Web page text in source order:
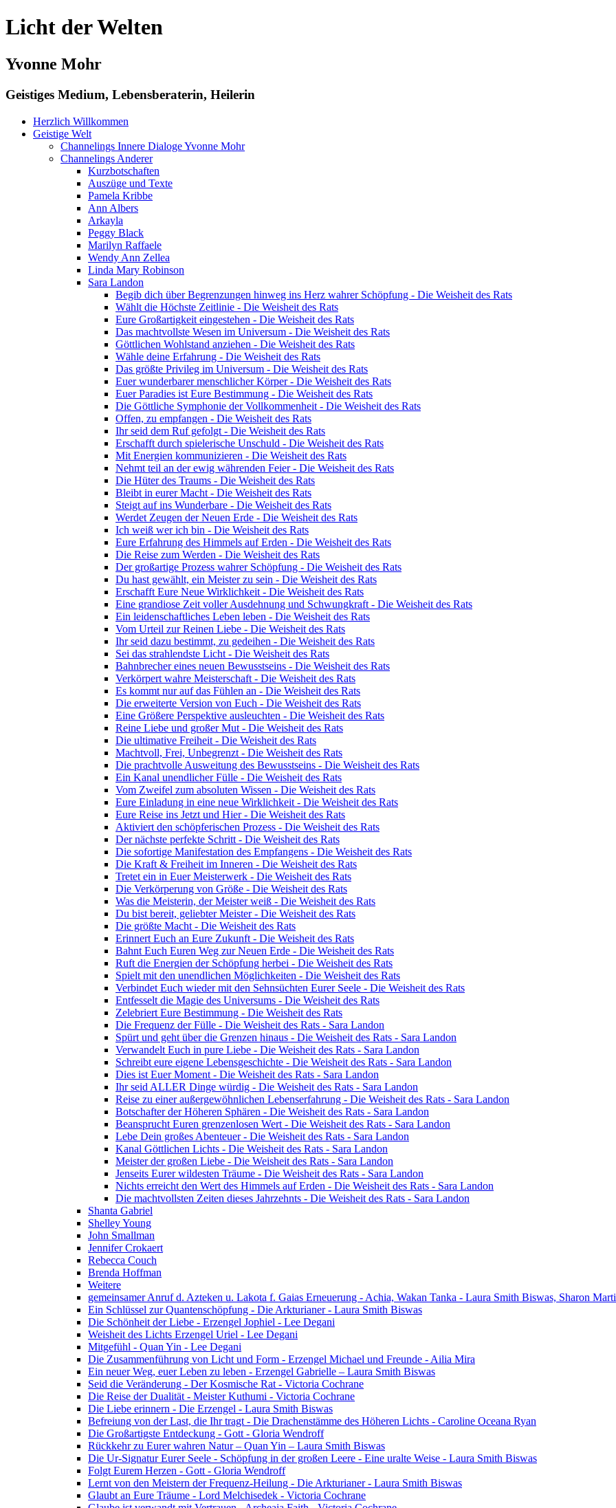
Licht der Welten
Yvonne Mohr
Geistiges Medium, Lebensberaterin, Heilerin
Herzlich Willkommen
Geistige Welt
Channelings Innere Dialoge Yvonne Mohr
Channelings Anderer
Kurzbotschaften
Auszüge und Texte
Pamela Kribbe
Ann Albers
Arkayla
Peggy Black
Marilyn Raffaele
Wendy Ann Zellea
Linda Mary Robinson
Sara Landon
Begib dich über Begrenzungen hinweg ins Herz wahrer Schöpfung - Die Weisheit des Rats
Wählt die Höchste Zeitlinie - Die Weisheit des Rats
Eure Großartigkeit eingestehen - Die Weisheit des Rats
Das machtvollste Wesen im Universum - Die Weisheit des Rats
Göttlichen Wohlstand anziehen - Die Weisheit des Rats
Wähle deine Erfahrung - Die Weisheit des Rats
Das größte Privileg im Universum - Die Weisheit des Rats
Euer wunderbarer menschlicher Körper - Die Weisheit des Rats
Euer Paradies ist Eure Bestimmung - Die Weisheit des Rats
Die Göttliche Symphonie der Vollkommenheit - Die Weisheit des Rats
Offen, zu empfangen - Die Weisheit des Rats
Ihr seid dem Ruf gefolgt - Die Weisheit des Rats
Erschafft durch spielerische Unschuld - Die Weisheit des Rats
Mit Energien kommunizieren - Die Weisheit des Rats
Nehmt teil an der ewig währenden Feier - Die Weisheit des Rats
Die Hüter des Traums - Die Weisheit des Rats
Bleibt in eurer Macht - Die Weisheit des Rats
Steigt auf ins Wunderbare - Die Weisheit des Rats
Werdet Zeugen der Neuen Erde - Die Weisheit des Rats
Ich weiß wer ich bin - Die Weisheit des Rats
Eure Erfahrung des Himmels auf Erden - Die Weisheit des Rats
Die Reise zum Werden - Die Weisheit des Rats
Der großartige Prozess wahrer Schöpfung - Die Weisheit des Rats
Du hast gewählt, ein Meister zu sein - Die Weisheit des Rats
Erschafft Eure Neue Wirklichkeit - Die Weisheit des Rats
Eine grandiose Zeit voller Ausdehnung und Schwungkraft - Die Weisheit des Rats
Ein leidenschaftliches Leben leben - Die Weisheit des Rats
Vom Urteil zur Reinen Liebe - Die Weisheit des Rats
Ihr seid dazu bestimmt, zu gedeihen - Die Weisheit des Rats
Sei das strahlendste Licht - Die Weisheit des Rats
Bahnbrecher eines neuen Bewusstseins - Die Weisheit des Rats
Verkörpert wahre Meisterschaft - Die Weisheit des Rats
Es kommt nur auf das Fühlen an - Die Weisheit des Rats
Die erweiterte Version von Euch - Die Weisheit des Rats
Eine Größere Perspektive ausleuchten - Die Weisheit des Rats
Reine Liebe und großer Mut - Die Weisheit des Rats
Die ultimative Freiheit - Die Weisheit des Rats
Machtvoll, Frei, Unbegrenzt - Die Weisheit des Rats
Die prachtvolle Ausweitung des Bewusstseins - Die Weisheit des Rats
Ein Kanal unendlicher Fülle - Die Weisheit des Rats
Vom Zweifel zum absoluten Wissen - Die Weisheit des Rats
Eure Einladung in eine neue Wirklichkeit - Die Weisheit des Rats
Eure Reise ins Jetzt und Hier - Die Weisheit des Rats
Aktiviert den schöpferischen Prozess - Die Weisheit des Rats
Der nächste perfekte Schritt - Die Weisheit des Rats
Die sofortige Manifestation des Empfangens - Die Weisheit des Rats
Die Kraft & Freiheit im Inneren - Die Weisheit des Rats
Tretet ein in Euer Meisterwerk - Die Weisheit des Rats
Die Verkörperung von Größe - Die Weisheit des Rats
Was die Meisterin, der Meister weiß - Die Weisheit des Rats
Du bist bereit, geliebter Meister - Die Weisheit des Rats
Die größte Macht - Die Weisheit des Rats
Erinnert Euch an Eure Zukunft - Die Weisheit des Rats
Bahnt Euch Euren Weg zur Neuen Erde - Die Weisheit des Rats
Ruft die Energien der Schöpfung herbei - Die Weisheit des Rats
Spielt mit den unendlichen Möglichkeiten - Die Weisheit des Rats
Verbindet Euch wieder mit den Sehnsüchten Eurer Seele - Die Weisheit des Rats
Entfesselt die Magie des Universums - Die Weisheit des Rats
Zelebriert Eure Bestimmung - Die Weisheit des Rats
Die Frequenz der Fülle - Die Weisheit des Rats - Sara Landon
Spürt und geht über die Grenzen hinaus - Die Weisheit des Rats - Sara Landon
Verwandelt Euch in pure Liebe - Die Weisheit des Rats - Sara Landon
Schreibt eure eigene Lebensgeschichte - Die Weisheit des Rats - Sara Landon
Dies ist Euer Moment - Die Weisheit des Rats - Sara Landon
Ihr seid ALLER Dinge würdig - Die Weisheit des Rats - Sara Landon
Reise zu einer außergewöhnlichen Lebenserfahrung - Die Weisheit des Rats - Sara Landon
Botschafter der Höheren Sphären - Die Weisheit des Rats - Sara Landon
Beansprucht Euren grenzenlosen Wert - Die Weisheit des Rats - Sara Landon
Lebe Dein großes Abenteuer - Die Weisheit des Rats - Sara Landon
Kanal Göttlichen Lichts - Die Weisheit des Rats - Sara Landon
Meister der großen Liebe - Die Weisheit des Rats - Sara Landon
Jenseits Eurer wildesten Träume - Die Weisheit des Rats - Sara Landon
Nichts erreicht den Wert des Himmels auf Erden - Die Weisheit des Rats - Sara Landon
Die machtvollsten Zeiten dieses Jahrzehnts - Die Weisheit des Rats - Sara Landon
Shanta Gabriel
Shelley Young
John Smallman
Jennifer Crokaert
Rebecca Couch
Brenda Hoffman
Weitere
gemeinsamer Anruf d. Azteken u. Lakota f. Gaias Erneuerung - Achia, Wakan Tanka - Laura Smith Biswas, Sharon
Ein Schlüssel zur Quantenschöpfung - Die Arkturianer - Laura Smith Biswas
Die Schönheit der Liebe - Erzengel Jophiel - Lee Degani
Weisheit des Lichts Erzengel Uriel - Lee Degani
Mitgefühl - Quan Yin - Lee Degani
Die Zusammenführung von Licht und Form - Erzengel Michael und Freunde - Ailia Mira
Ein neuer Weg, euer Leben zu leben - Erzengel Gabrielle – Laura Smith Biswas
Seid die Veränderung - Der Kosmische Rat - Victoria Cochrane
Die Reise der Dualität - Meister Kuthumi - Victoria Cochrane
Die Liebe erinnern - Die Erzengel - Laura Smith Biswas
Befreiung von der Last, die Ihr tragt - Die Drachenstämme des Höheren Lichts - Caroline Oceana Ryan
Die Großartigste Entdeckung - Gott - Gloria Wendroff
Rückkehr zu Eurer wahren Natur – Quan Yin – Laura Smith Biswas
Die Ur-Signatur Eurer Seele - Schöpfung in der großen Leere - Eine uralte Weise - Laura Smith Biswas
Folgt Eurem Herzen - Gott - Gloria Wendroff
Lernt von den Meistern der Frequenz-Heilung - Die Arkturianer - Laura Smith Biswas
Glaubt an Eure Träume - Lord Melchisedek - Victoria Cochrane